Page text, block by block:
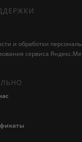
и обработки
сервиса